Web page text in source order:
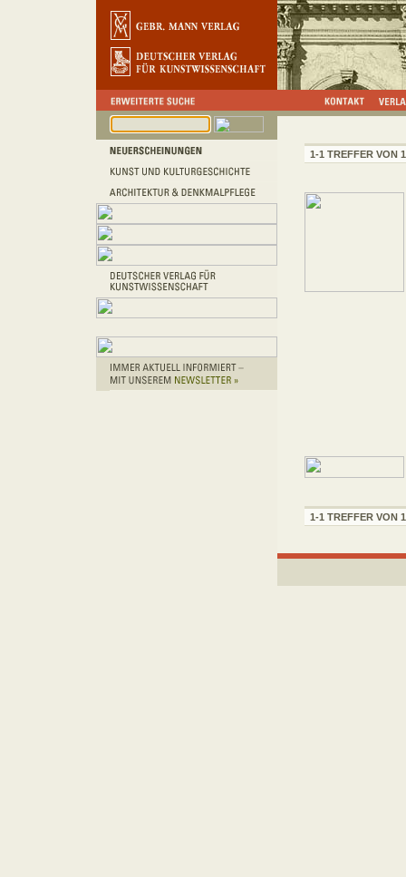
1-1 TREFFER VON 1
1-1 TREFFER VON 1